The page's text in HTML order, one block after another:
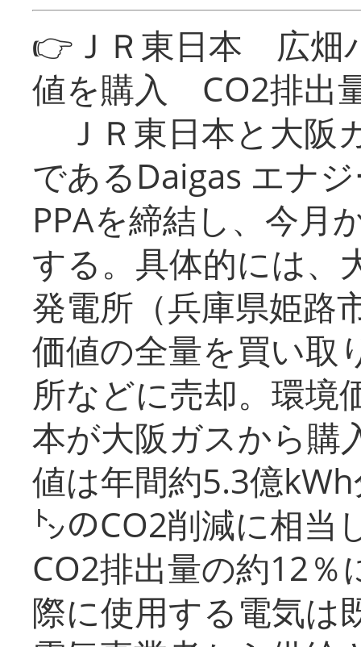
👉ＪＲ東日本 広畑
値を購入 CO2排出
ＪＲ東日本と大阪
であるDaigas エナ
PPAを締結し、今月
する。具体的には、
発電所（兵庫県姫路
価値の全量を買い取
所などに売却。環境
本が大阪ガスから購
値は年間約5.3億
㌧のCO2削減に相当
CO2排出量の約12％
際に使用する電気は